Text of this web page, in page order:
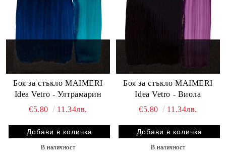
Боя за стъкло MAIMERI
Idea Vetro - Ултрамарин
€5.80
11.34лв.
В наличност
Боя за стъкло MAIMERI
Idea Vetro - Виола
€5.80
11.34лв.
В наличност